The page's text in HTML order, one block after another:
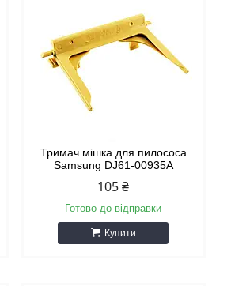
Тримач мішка для пилососа
Samsung DJ61-00935A
105 ₴
Готово до відправки
Купити